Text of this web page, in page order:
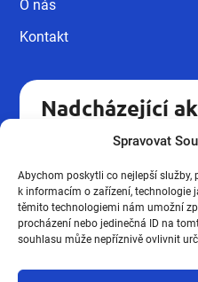
Spravovat
Abychom poskytli co nejlepší
k informacím o zařízení, technologie
těmito technologiemi nám umožní
procházení nebo jedinečná ID na
souhlasu může nepříznivě ovlivnit
O nás
Kontakt
Nadcházející
Kvalifikační
16.10
Podzimní
účtárny
19.03
Kvalifikační